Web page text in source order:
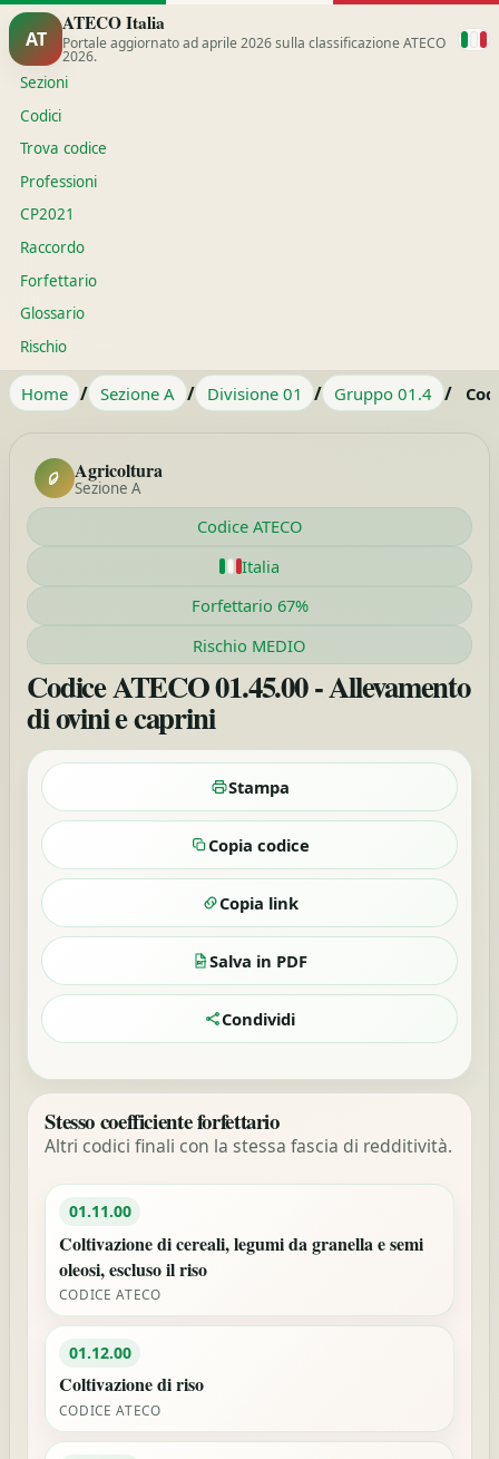
AT
ATECO Italia
Portale aggiornato ad aprile 2026 sulla classificazione ATECO
2026.
Sezioni
Codici
Trova codice
Professioni
CP2021
Raccordo
Forfettario
Glossario
Rischio
Home / Sezione A / Divisione 01 / Gruppo 01.4 /
Agricoltura
Sezione A
Codice ATECO
Italia
Forfettario 67%
Rischio MEDIO
Codice ATECO 01.45.00 - Allevamento
di ovini e caprini
Stampa
Copia codice
Copia link
Salva in PDF
Condividi
Stesso coefficiente forfettario
Altri codici finali con la stessa fascia di redditività.
01.11.00
Coltivazione di cereali, legumi da granella e semi
oleosi, escluso il riso
CODICE ATECO
01.12.00
Coltivazione di riso
CODICE ATECO